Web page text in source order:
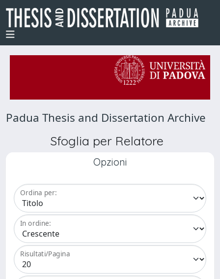
Padua Thesis and Dissertation Archive
Sfoglia per Relatore
Opzioni
Ordina per:
In ordine:
Risultati/Pagina